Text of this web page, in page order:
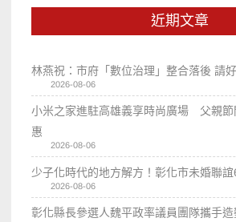
近期文章
林燕祝：市府「數位治理」整合落後 請
2026-08-06
小米之家進駐高雄義享時尚廣場 父親節
惠
2026-08-06
少子化時代的地方解方！彰化市未婚聯
2026-08-06
彰化縣長參選人魏平政率議員團隊攜手